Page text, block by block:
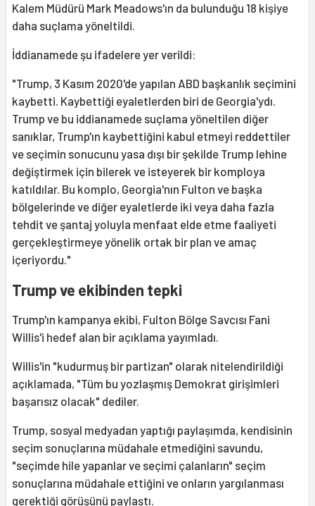
Kalem Müdürü Mark Meadows'ın da bulunduğu 18 kişiye
daha suçlama yöneltildi.
İddianamede şu ifadelere yer verildi:
"Trump, 3 Kasım 2020'de yapılan ABD başkanlık seçimini
kaybetti. Kaybettiği eyaletlerden biri de Georgia'ydı.
Trump ve bu iddianamede suçlama yöneltilen diğer
sanıklar, Trump'ın kaybettiğini kabul etmeyi reddettiler
ve seçimin sonucunu yasa dışı bir şekilde Trump lehine
değiştirmek için bilerek ve isteyerek bir komploya
katıldılar. Bu komplo, Georgia'nın Fulton ve başka
bölgelerinde ve diğer eyaletlerde iki veya daha fazla
tehdit ve şantaj yoluyla menfaat elde etme faaliyeti
gerçekleştirmeye yönelik ortak bir plan ve amaç
içeriyordu."
Trump ve ekibinden tepki
Trump'ın kampanya ekibi, Fulton Bölge Savcısı Fani
Willis'i hedef alan bir açıklama yayımladı.
Willis'in "kudurmuş bir partizan" olarak nitelendirildiği
açıklamada, "Tüm bu yozlaşmış Demokrat girişimleri
başarısız olacak" dediler.
Trump, sosyal medyadan yaptığı paylaşımda, kendisinin
seçim sonuçlarına müdahale etmediğini savundu,
"seçimde hile yapanlar ve seçimi çalanların" seçim
sonuçlarına müdahale ettiğini ve onların yargılanması
gerektiği görüşünü paylaştı.